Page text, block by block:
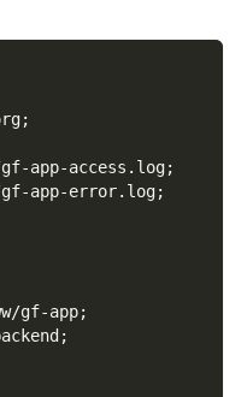
app-access.log;
app-error.log;
gf-app;